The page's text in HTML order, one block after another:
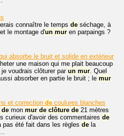
connaître le temps de séchage, à
le montage d'un mur en parpaings ?
absorbe le bruit et solide en extérieur
une maison qui me plait beaucoup
voudrais clôturer par un mur. Quel
absorber en partie le bruit ; le mur
et correction de coulures blanches
de mon mur de clôture de 21 mètres
curieux d'avoir des commentaires de
pas été fait dans les règles de la